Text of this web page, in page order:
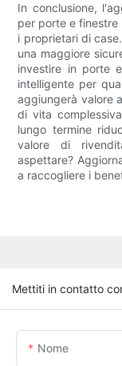
In conclusione,
per porte e
i proprietari di
una maggiore
investire in porte
intelligente per
aggiungerà valore
di vita
lungo termine
valore di
aspettare?
a raccogliere i
Mettiti in contatto
Nome